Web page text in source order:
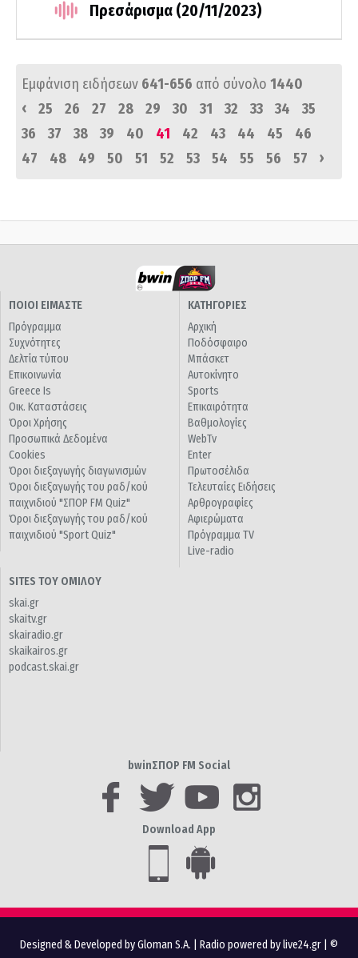
Πρεσάρισμα (20/11/2023)
Εμφάνιση ειδήσεων 641-656 από σύνολο 1440
‹
25 26 27 28 29 30 31 32 33 34
35
36
37 38 39 40 41 42 43 44 45
46
47
48 49 50 51 52 53 54 55 56 57 ›
ΠΟΙΟΙ ΕΙΜΑΣΤΕ
Πρόγραμμα
Συχνότητες
Δελτία τύπου
Επικοινωνία
Greece Is
Οικ. Καταστάσεις
Όροι Χρήσης
Προσωπικά Δεδομένα
Cookies
Όροι διεξαγωγής διαγωνισμών
Όροι διεξαγωγής του ραδ/κού
παιχνιδιού "ΣΠΟΡ FM Quiz"
Όροι διεξαγωγής του ραδ/κού
παιχνιδιού "Sport Quiz"
ΚΑΤΗΓΟΡΙΕΣ
Αρχική
Ποδόσφαιρο
Μπάσκετ
Αυτοκίνητο
Sports
Επικαιρότητα
Βαθμολογίες
WebTv
Enter
Πρωτοσέλιδα
Τελευταίες Ειδήσεις
Αρθρογραφίες
Αφιερώματα
Πρόγραμμα TV
Live-radio
SITES ΤΟΥ ΟΜΙΛΟΥ
skai.gr
skaitv.gr
skairadio.gr
skaikairos.gr
podcast.skai.gr
bwinΣΠΟΡ FM Social
Download App
Designed & Developed by Gloman S.A. Radio powered by live24.gr | ©